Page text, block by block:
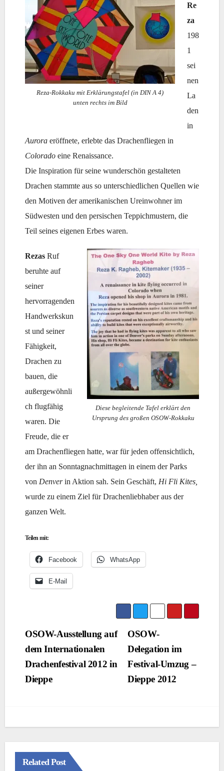
Reza-Rokkaku mit Erklärungstafel (in DIN A 4)
unten rechts im Bild
Re
za
198
1
sei
nen
La
den
in
Aurora eröffnete, erlebte das Drachenfliegen in
Colorado eine Renaissance.
Die Inspiration für seine wunderschön gestalteten
Drachen stammte aus so unterschiedlichen Quellen wie
den Motiven der amerikanischen Ureinwohner im
Südwesten und den persischen Teppichmustern, die
Teil seines eigenen Erbes waren.
Diese begleitende Tafel erklärt den
Ursprung des großen OSOW-Rokkaku
Rezas Ruf
beruhte auf
seiner
hervorragenden
Handwerkskun
st und seiner
Fähigkeit,
Drachen zu
bauen, die
außergewöhnli
ch flugfähig
waren. Die
Freude, die er
am Drachenfliegen hatte, war für jeden offensichtlich,
der ihn an Sonntagnachmittagen in einem der Parks
von Denverin Aktion sah. Sein Geschäft, Hi Fli Kites,
wurde zu einem Ziel für Drachenliebhaber aus der
ganzen Welt.
Teilen mit:
Facebook WhatsApp
E-Mail
BeitragsnavigationOSOW-
Delegation im
Festival-Umzug –
Dieppe 2012
OSOW-Ausstellung auf
dem Internationalen
Drachenfestival 2012 in
Dieppe
Related Post